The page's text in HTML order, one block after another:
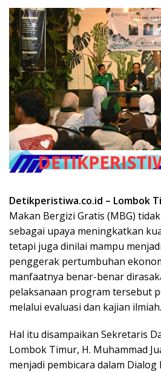
Detikperistiwa.co.id – Lombok
Makan Bergizi Gratis (MBG)
sebagai upaya meningkatkan
tetapi juga dinilai mampu
penggerak pertumbuhan
manfaatnya benar-benar
pelaksanaan program tersebut
melalui evaluasi dan kajian ilmiah.
Hal itu disampaikan Sekretaris
Lombok Timur, H. Muhammad
menjadi pembicara dalam